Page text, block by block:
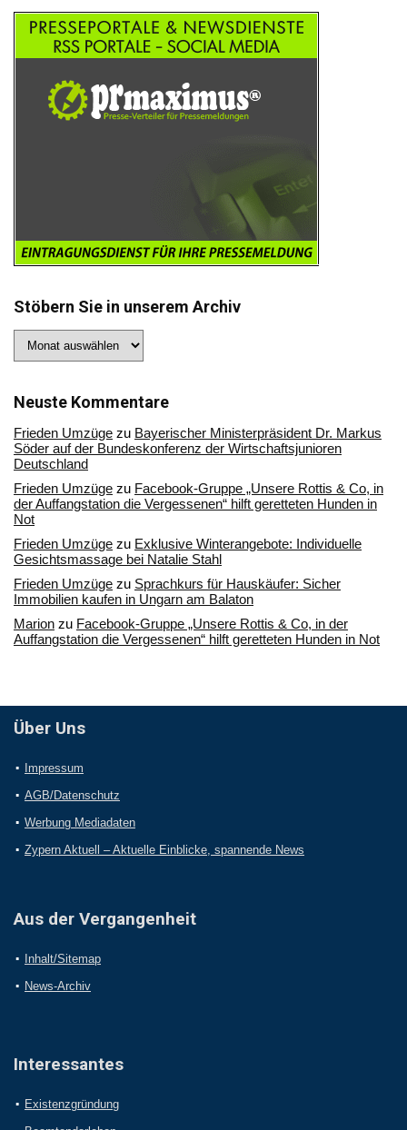
Stöbern Sie in unserem Archiv
Sie
Archiv
Neuste Kommentare
Frieden Umzüge zu Bayerischer Ministerpräsident Dr. Markus
Söder auf der Bundeskonferenz der Wirtschaftsjunioren
Deutschland
Frieden Umzüge zu Facebook-Gruppe „Unsere Rottis & Co, in
der Auffangstation die Vergessenen“ hilft geretteten Hunden in
Not
Frieden Umzüge zu Exklusive Winterangebote: Individuelle
Gesichtsmassage bei Natalie Stahl
Frieden Umzüge zu Sprachkurs für Hauskäufer: Sicher
Immobilien kaufen in Ungarn am Balaton
Marion zu Facebook-Gruppe „Unsere Rottis & Co, in der
Auffangstation die Vergessenen“ hilft geretteten Hunden in Not
Über Uns
Impressum
AGB/Datenschutz
Werbung Mediadaten
Zypern Aktuell – Aktuelle Einblicke, spannende News
Aus der Vergangenheit
Inhalt/Sitemap
News-Archiv
Interessantes
Existenzgründung